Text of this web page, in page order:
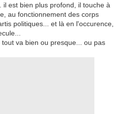
il est bien plus profond, il touche à
au fonctionnement des corps
politiques... et là en l'occurence,
va bien ou presque... ou pas